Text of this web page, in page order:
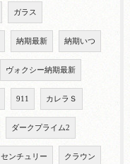
ガラス
納期最新 納期いつ
ヴォクシー納期最新
911 カレラＳ
ダークプライム2
センチュリー クラウン